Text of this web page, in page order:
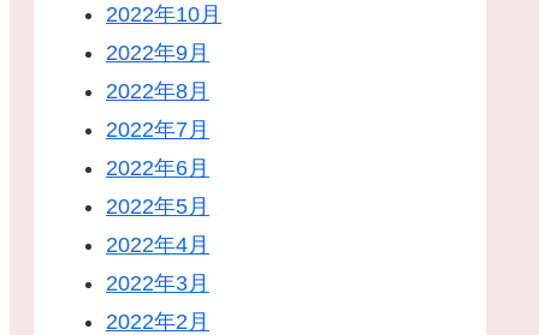
2022年10月
2022年9月
2022年8月
2022年7月
2022年6月
2022年5月
2022年4月
2022年3月
2022年2月